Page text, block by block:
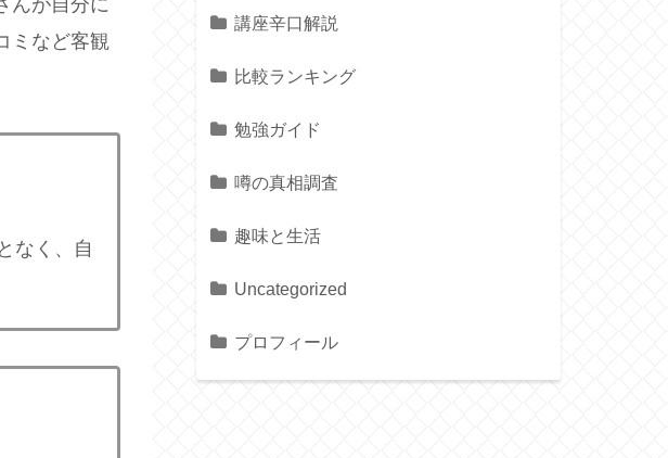
んが自分に
ミなど客観
なく、自
講座辛口解説
比較ランキング
勉強ガイド
噂の真相調査
趣味と生活
Uncategorized
プロフィール